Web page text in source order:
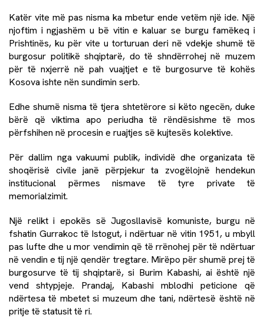
Katër vite më pas nisma ka mbetur ende vetëm një ide. Një
njoftim i ngjashëm u bë vitin e kaluar se burgu famëkeq i
Prishtinës, ku për vite u torturuan deri në vdekje shumë të
burgosur politikë shqiptarë, do të shndërrohej në muzem
për të nxjerrë në pah vuajtjet e të burgosurve të kohës
Kosova ishte nën sundimin serb.
Edhe shumë nisma të tjera shtetërore si këto ngecën, duke
bërë që viktima apo periudha të rëndësishme të mos
përfshihen në procesin e ruajtjes së kujtesës kolektive.
Për dallim nga vakuumi publik, individë dhe organizata të
shoqërisë civile janë përpjekur ta zvogëlojnë hendekun
institucional përmes nismave të tyre private të
memorialzimit.
Një relikt i epokës së Jugosllavisë komuniste, burgu në
fshatin Gurrakoc të Istogut, i ndërtuar në vitin 1951, u mbyll
pas lufte dhe u mor vendimin që të rrënohej për të ndërtuar
në vendin e tij një qendër tregtare. Mirëpo për shumë prej të
burgosurve të tij shqiptarë, si Burim Kabashi, ai është një
vend shtypjeje. Prandaj, Kabashi mblodhi peticione që
ndërtesa të mbetet si muzeum dhe tani, ndërtesë është në
pritje të statusit të ri.